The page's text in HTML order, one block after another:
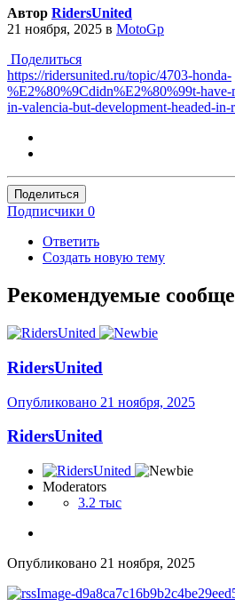
Автор RidersUnited
21 ноября, 2025 в MotoGp
Поделиться
https://ridersunited.ru/topic/4703-honda-
%E2%80%9Cdidn%E2%80%99t-
in-valencia-but-development-headed-
Поделиться
Подписчики 0
Ответить
Создать новую тему
Рекомендуемые
RidersUnited
Опубликовано 21 ноября, 2025
RidersUnited
Moderators
3.2 тыс
Опубликовано 21 ноября, 2025